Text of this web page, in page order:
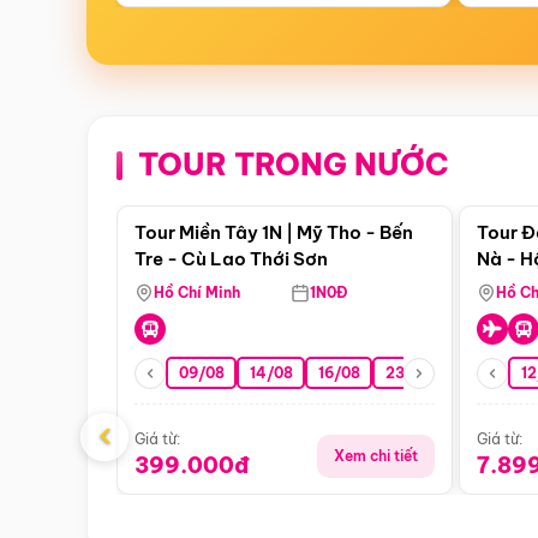
TOUR TRONG NƯỚC
Điểm nổi bật
Tour Miền Tây 1N | Mỹ Tho - Bến
Tre - Cù Lao Thới Sơn
Hồ Chí Minh 1N0Đ
09/08 14/08 16/08 23/08 30/08
Giá từ:
399.000đ Xem chi tiết
Tour
Nà -
Nha
Hồ
Giá từ:
‹